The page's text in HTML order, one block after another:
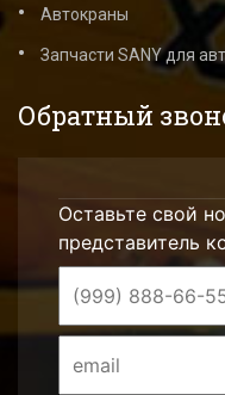
Автокраны
Запчасти SANY для
Обратный
Оставьте свой
представитель